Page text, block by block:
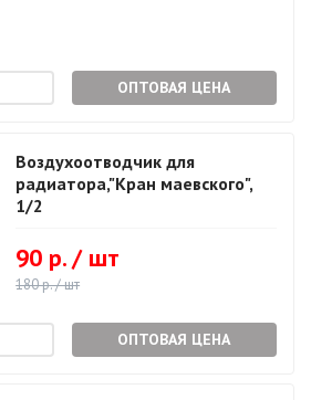
ОПТОВАЯ ЦЕНА
Воздухоотводчик для
радиатора,"Кран маевского",
1/2
90 р. / шт
180 р. / шт
ОПТОВАЯ ЦЕНА